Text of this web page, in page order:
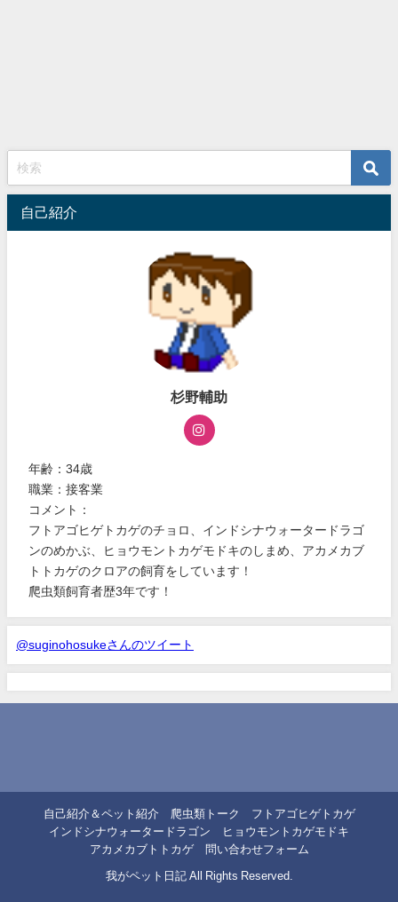
自己紹介
杉野輔助
年齢：34歳
職業：接客業
コメント：
フトアゴヒゲトカゲのチョロ、インドシナウォータードラゴ
ンのめかぶ、ヒョウモントカゲモドキのしまめ、アカメカブ
トトカゲのクロアの飼育をしています！
爬虫類飼育者歴3年です！
@suginohosukeさんのツイート
自己紹介＆ペット紹介 爬虫類トーク
フトアゴヒゲトカゲ
インドシナウォータードラゴン
ヒョウモントカゲモドキ
アカメカブトトカゲ
問い合わせフォーム
我がペット日記 All Rights Reserved.